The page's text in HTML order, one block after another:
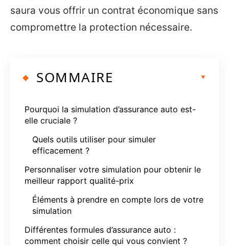
saura vous offrir un contrat économique sans
compromettre la protection nécessaire.
SOMMAIRE
Pourquoi la simulation d’assurance auto est-
elle cruciale ?
Quels outils utiliser pour simuler
efficacement ?
Personnaliser votre simulation pour obtenir le
meilleur rapport qualité-prix
Éléments à prendre en compte lors de votre
simulation
Différentes formules d’assurance auto :
comment choisir celle qui vous convient ?